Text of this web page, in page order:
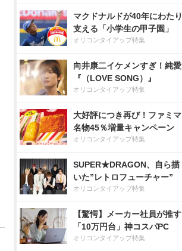
マクドナルドが40年にわたり
支える「小学生の甲子園」
オリコンタイアップ特集
向井康二イケメンすぎ！純愛
『（LOVE SONG）』
オリコンタイアップ特集
大好評につき再び！ファミマ
名物45％増量キャンペーン
オリコンタイアップ特集
SUPER★DRAGON、自ら描
いた”レトロフューチャー”
オリコンタイアップ特集
【驚愕】メーカー社員が推す
「10万円台」神コスパPC
オリコンタイアップ特集